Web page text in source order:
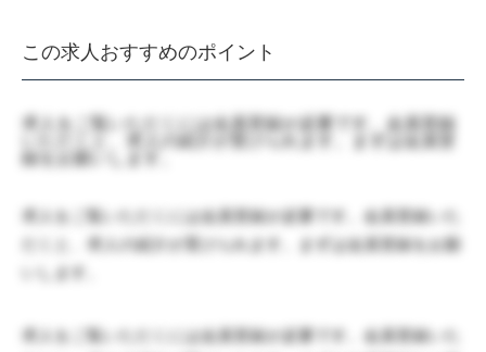
この求人おすすめのポイント
求人をご覧いただくには会員登録が必要です。会員登録
録をお願いします。
求人をご覧いただくには会員登録が必要です。会員登録いた
だくと、求人の紹介が受けられます。まずは会員登録をお願
いします。
求人をご覧いただくには会員登録が必要です。会員登録いた